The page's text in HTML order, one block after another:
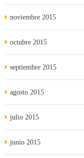
noviembre 2015
octubre 2015
septiembre 2015
agosto 2015
julio 2015
junio 2015